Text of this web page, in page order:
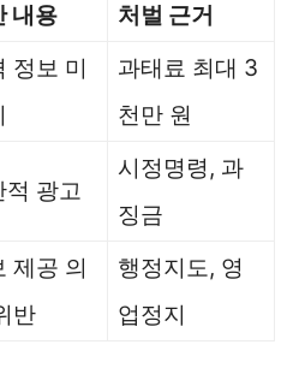
내용
처벌 근거
정보 미
과태료 최대 3
천만 원
적 광고
시정명령, 과
징금
제공 의
반
행정지도, 영
업정지